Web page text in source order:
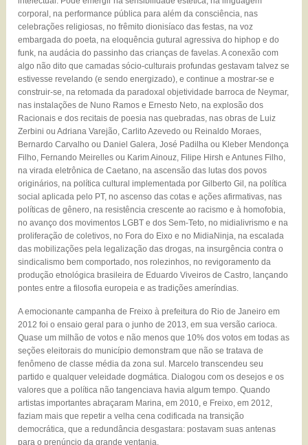
corporal, na performance pública para além da consciência, nas
celebrações religiosas, no frêmito dionisíaco das festas, na voz
embargada do poeta, na eloquência gutural agressiva do hiphop e do
funk, na audácia do passinho das crianças de favelas. A conexão com
algo não dito que camadas sócio-culturais profundas gestavam talvez se
estivesse revelando (e sendo energizado), e continue a mostrar-se e
construir-se, na retomada da paradoxal objetividade barroca de Neymar,
nas instalações de Nuno Ramos e Ernesto Neto, na explosão dos
Racionais e dos recitais de poesia nas quebradas, nas obras de Luiz
Zerbini ou Adriana Varejão, Carlito Azevedo ou Reinaldo Moraes,
Bernardo Carvalho ou Daniel Galera, José Padilha ou Kleber Mendonça
Filho, Fernando Meirelles ou Karim Ainouz, Filipe Hirsh e Antunes Filho,
na virada eletrônica de Caetano, na ascensão das lutas dos povos
originários, na política cultural implementada por Gilberto Gil, na política
social aplicada pelo PT, no ascenso das cotas e ações afirmativas, nas
políticas de gênero, na resistência crescente ao racismo e à homofobia,
no avanço dos movimentos LGBT e dos Sem-Teto, no midialivrismo e na
proliferação de coletivos, no Fora do Eixo e no MidiaNinja, na escalada
das mobilizações pela legalização das drogas, na insurgência contra o
sindicalismo bem comportado, nos rolezinhos, no revigoramento da
produção etnológica brasileira de Eduardo Viveiros de Castro, lançando
pontes entre a filosofia europeia e as tradições ameríndias.
A emocionante campanha de Freixo à prefeitura do Rio de Janeiro em
2012 foi o ensaio geral para o junho de 2013, em sua versão carioca.
Quase um milhão de votos e não menos que 10% dos votos em todas as
seções eleitorais do município demonstram que não se tratava de
fenômeno de classe média da zona sul. Marcelo transcendeu seu
partido e qualquer veleidade dogmática. Dialogou com os desejos e os
valores que a política não tangenciava havia algum tempo. Quando
artistas importantes abraçaram Marina, em 2010, e Freixo, em 2012,
faziam mais que repetir a velha cena codificada na transição
democrática, que a redundância desgastara: postavam suas antenas
para o prenúncio da grande ventania.